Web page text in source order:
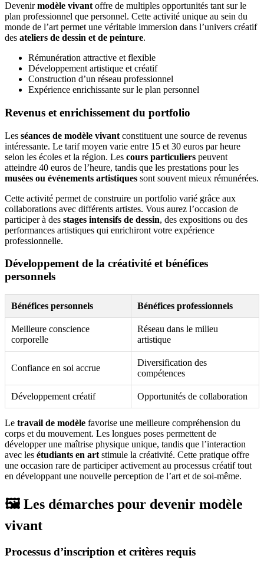
Devenirmodèle vivant offre de multiples opportunités tant sur le
plan professionnel que personnel. Cette activité unique au sein du
monde de l’art permet une véritable immersion dans l’univers créatif
des ateliers de dessin et de peinture.
Rémunération attractive et flexible
Développement artistique et créatif
Construction d’un réseau professionnel
Expérience enrichissante sur le plan personnel
Revenus et enrichissement du portfolio
Les séances de modèle vivant constituent une source de revenus
intéressante. Le tarif moyen varie entre 15 et 30 euros par heure
selon les écoles et la région. Les cours particuliers peuvent
atteindre 40 euros de l’heure, tandis que les prestations pour les
musées ou événements artistiques sont souvent mieux rémunérées.
Cette activité permet de construire un portfolio varié grâce aux
collaborations avec différents artistes. Vous aurez l’occasion de
participer à des stages intensifs de dessin, des expositions ou des
performances artistiques qui enrichiront votre expérience
professionnelle.
Développement de la créativité et bénéfices
personnels
Bénéfices personnels Bénéfices professionnels
Meilleure conscience
corporelle
Réseau dans le milieu
artistique
Confiance en soi accrue
Diversification des
compétences
Développement créatif Opportunités de collaboration
Le travail de modèle favorise une meilleure compréhension du
corps et du mouvement. Les longues poses permettent de
développer une maîtrise physique unique, tandis que l’interaction
avec les étudiants en art stimule la créativité. Cette pratique offre
une occasion rare de participer activement au processus créatif tout
en développant une nouvelle perception de l’art et de soi-même.
🖼️ Les démarches pour devenir modèle
vivant
Processus d’inscription et critères requis